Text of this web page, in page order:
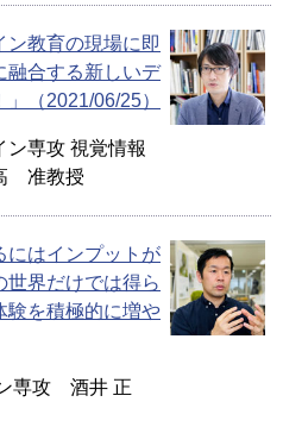
ン教育の現場に即
融合する新しいデ
（2021/06/25）
専攻 視覚情報
准教授
にはインプットが
世界だけでは得ら
験を積極的に増や
ン専攻 酒井 正